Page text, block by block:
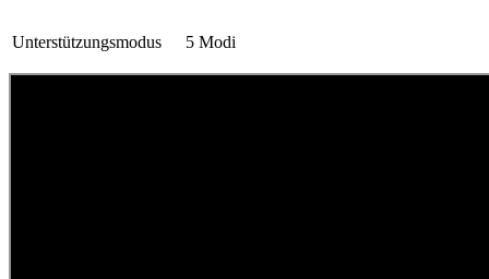
Unterstützungsmodus 5 Modi